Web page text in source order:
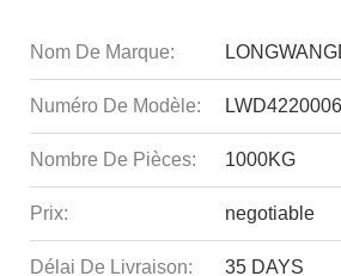
Nom De Marque:
Numéro De Modèle:
Nombre De Pièces: 1000KG
Prix: negotiable
Délai De Livraison: 35 DAYS